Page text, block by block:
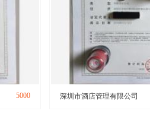
5000 深圳市酒店管理有限公司